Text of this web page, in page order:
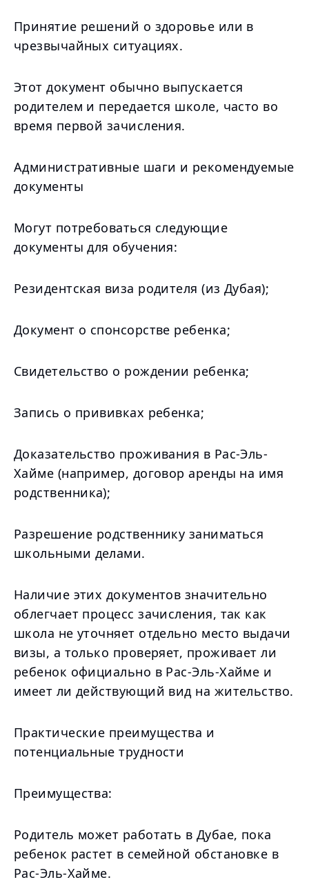
Принятие решений о здоровье или в
чрезвычайных ситуациях.
Этот документ обычно выпускается
родителем и передается школе, часто во
время первой зачисления.
Административные шаги и рекомендуемые
документы
Могут потребоваться следующие
документы для обучения:
Резидентская виза родителя (из Дубая);
Документ о спонсорстве ребенка;
Свидетельство о рождении ребенка;
Запись о прививках ребенка;
Доказательство проживания в Рас-Эль-
Хайме (например, договор аренды на имя
родственника);
Разрешение родственнику заниматься
школьными делами.
Наличие этих документов значительно
облегчает процесс зачисления, так как
школа не уточняет отдельно место выдачи
визы, а только проверяет, проживает ли
ребенок официально в Рас-Эль-Хайме и
имеет ли действующий вид на жительство.
Практические преимущества и
потенциальные трудности
Преимущества:
Родитель может работать в Дубае, пока
ребенок растет в семейной обстановке в
Рас-Эль-Хайме.